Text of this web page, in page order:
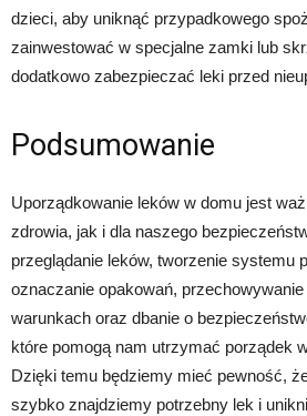
dzieci, aby uniknąć przypadkowego
zainwestować w specjalne zamki lub
dodatkowo zabezpieczać leki przed
Podsumowanie
Uporządkowanie leków w domu jest
zdrowia, jak i dla naszego
przeglądanie leków, tworzenie systemu
oznaczanie opakowań,
warunkach oraz dbanie o
które pomogą nam utrzymać porządek
Dzięki temu będziemy mieć pewność,
szybko znajdziemy potrzebny lek i